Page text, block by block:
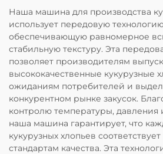
Наша машина для производства
использует передовую
обеспечивающую равномерное
стабильную текстуру. Эта
позволяет производителям
высококачественные кукурузные
ожиданиям потребителей и
конкурентном рынке закусок.
контролю температуры, давления
наша машина гарантирует, что
кукурузных хлопьев
стандартам качества. Эта